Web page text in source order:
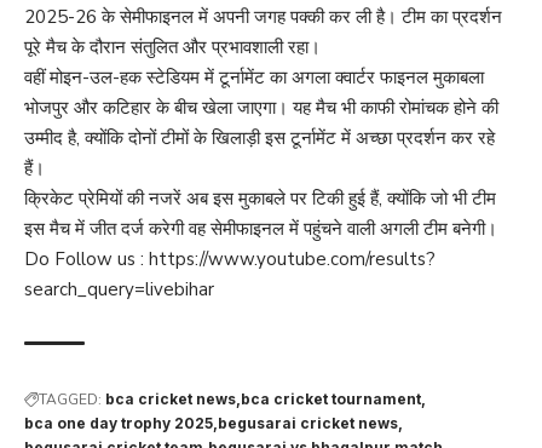
2025-26 के सेमीफाइनल में अपनी जगह पक्की कर ली है। टीम का प्रदर्शन
पूरे मैच के दौरान संतुलित और प्रभावशाली रहा।
वहीं मोइन-उल-हक स्टेडियम में टूर्नामेंट का अगला क्वार्टर फाइनल मुकाबला
भोजपुर और कटिहार के बीच खेला जाएगा। यह मैच भी काफी रोमांचक होने की
उम्मीद है, क्योंकि दोनों टीमों के खिलाड़ी इस टूर्नामेंट में अच्छा प्रदर्शन कर रहे
हैं।
क्रिकेट प्रेमियों की नजरें अब इस मुकाबले पर टिकी हुई हैं, क्योंकि जो भी टीम
इस मैच में जीत दर्ज करेगी वह सेमीफाइनल में पहुंचने वाली अगली टीम बनेगी।
Do Follow us : https://www.youtube.com/results?
search_query=livebihar
TAGGED: bca cricket news bca cricket tournament
bca one day trophy 2025 begusarai cricket news